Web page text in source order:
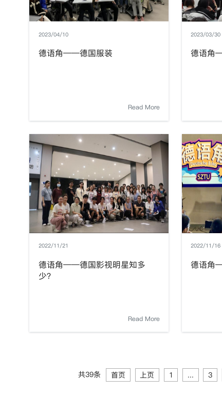
2023/04/10
德语角——德国服装
Read More
2023/03/30
德语角
2022/11/21
德语角——德国影视明星知多
少？
Read More
2022/11/16
德语角
共39条 首页 上页 1 ... 3